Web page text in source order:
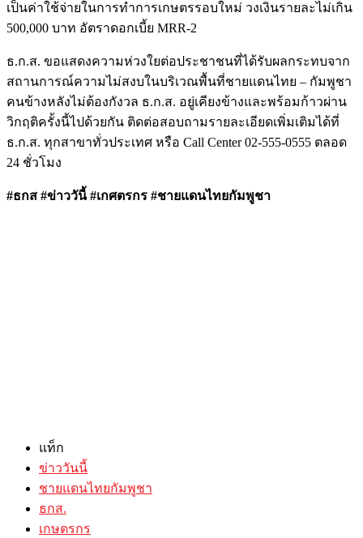
เป็นค่าใช้จ่ายในการทำการเกษตรรอบใหม่ วงเงินรายละไม่เกิน
500,000 บาท อัตราดอกเบี้ย MRR-2
ธ.ก.ส. ขอแสดงความห่วงใยต่อประชาชนที่ได้รับผลกระทบจาก
สถานการณ์ความไม่สงบในบริเวณพื้นที่ชายแดนไทย – กัมพูชา
คนข้างหลังไม่ต้องกังวล ธ.ก.ส. อยู่เคียงข้างและพร้อมก้าวผ่าน
วิกฤติครั้งนี้ไปด้วยกัน ติดต่อสอบถามรายละเอียดเพิ่มเติมได้ที่
ธ.ก.ส. ทุกสาขาทั่วประเทศ หรือ Call Center 02-555-0555 ตลอด
24 ชั่วโมง
#ธกส #ข่าววันี้ #เกศตรกร #ชายแดนไทยกัมพูชา
แท็ก
ข่าววันนี้
ชายแดนไทยกัมพูชา
ธกส.
เกษตรกร